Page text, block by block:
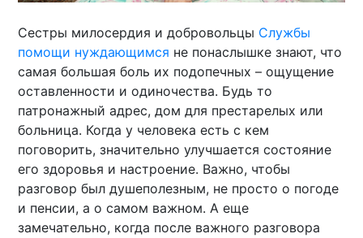
Сестры милосердия и добровольцы Службы
помощи нуждающимся не понаслышке знают, что
самая большая боль их подопечных – ощущение
оставленности и одиночества. Будь то
патронажный адрес, дом для престарелых или
больница. Когда у человека есть с кем
поговорить, значительно улучшается состояние
его здоровья и настроение. Важно, чтобы
разговор был душеполезным, не просто о погоде
и пенсии, а о самом важном. А еще
замечательно, когда после важного разговора